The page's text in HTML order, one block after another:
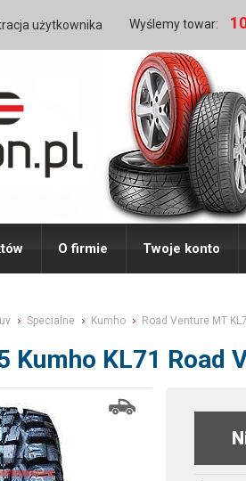
użytkownika Wyślemy towar:
O firmie Twoje konto
Specialne Kumho Road Venture MT
Kumho KL71 Road